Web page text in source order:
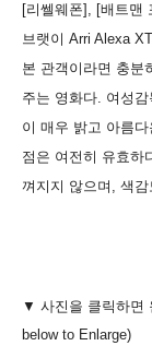
[리쎌웨폰], [배트맨
브랫이 Arri Alexa
본 관객이라면 충분
주는 영화다. 여성
이 매우 밝고 아름
점은 여전히 유효하
껴지지 않으며, 색
▼ 사진을 클릭하면
below to Enlarge)